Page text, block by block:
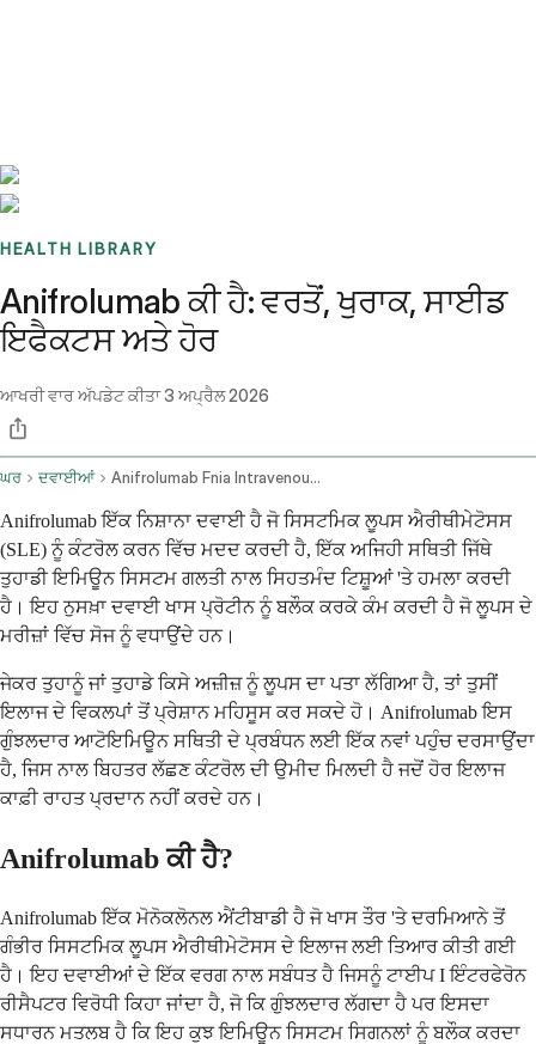
HEALTH LIBRARY
Anifrolumab ਕੀ ਹੈ: ਵਰਤੋਂ, ਖੁਰਾਕ, ਸਾਈਡ
ਇਫੈਕਟਸ ਅਤੇ ਹੋਰ
ਆਖਰੀ ਵਾਰ ਅੱਪਡੇਟ ਕੀਤਾ3 ਅਪ੍ਰੈਲ 2026
ਘਰ ਦਵਾਈਆਂ Anifrolumab Fnia Intravenous Route
Anifrolumab ਇੱਕ ਨਿਸ਼ਾਨਾ ਦਵਾਈ ਹੈ ਜੋ ਸਿਸਟਮਿਕ ਲੂਪਸ ਐਰੀਥੀਮੇਟੋਸਸ
(SLE) ਨੂੰ ਕੰਟਰੋਲ ਕਰਨ ਵਿੱਚ ਮਦਦ ਕਰਦੀ ਹੈ, ਇੱਕ ਅਜਿਹੀ ਸਥਿਤੀ ਜਿੱਥੇ
ਤੁਹਾਡੀ ਇਮਿਊਨ ਸਿਸਟਮ ਗਲਤੀ ਨਾਲ ਸਿਹਤਮੰਦ ਟਿਸ਼ੂਆਂ 'ਤੇ ਹਮਲਾ ਕਰਦੀ
ਹੈ। ਇਹ ਨੁਸਖ਼ਾ ਦਵਾਈ ਖਾਸ ਪ੍ਰੋਟੀਨ ਨੂੰ ਬਲੌਕ ਕਰਕੇ ਕੰਮ ਕਰਦੀ ਹੈ ਜੋ ਲੂਪਸ ਦੇ
ਮਰੀਜ਼ਾਂ ਵਿੱਚ ਸੋਜ ਨੂੰ ਵਧਾਉਂਦੇ ਹਨ।
ਜੇਕਰ ਤੁਹਾਨੂੰ ਜਾਂ ਤੁਹਾਡੇ ਕਿਸੇ ਅਜ਼ੀਜ਼ ਨੂੰ ਲੂਪਸ ਦਾ ਪਤਾ ਲੱਗਿਆ ਹੈ, ਤਾਂ ਤੁਸੀਂ
ਇਲਾਜ ਦੇ ਵਿਕਲਪਾਂ ਤੋਂ ਪ੍ਰੇਸ਼ਾਨ ਮਹਿਸੂਸ ਕਰ ਸਕਦੇ ਹੋ। Anifrolumab ਇਸ
ਗੁੰਝਲਦਾਰ ਆਟੋਇਮਿਊਨ ਸਥਿਤੀ ਦੇ ਪ੍ਰਬੰਧਨ ਲਈ ਇੱਕ ਨਵਾਂ ਪਹੁੰਚ ਦਰਸਾਉਂਦਾ
ਹੈ, ਜਿਸ ਨਾਲ ਬਿਹਤਰ ਲੱਛਣ ਕੰਟਰੋਲ ਦੀ ਉਮੀਦ ਮਿਲਦੀ ਹੈ ਜਦੋਂ ਹੋਰ ਇਲਾਜ
ਕਾਫ਼ੀ ਰਾਹਤ ਪ੍ਰਦਾਨ ਨਹੀਂ ਕਰਦੇ ਹਨ।
Anifrolumab ਕੀ ਹੈ?
Anifrolumab ਇੱਕ ਮੋਨੋਕਲੋਨਲ ਐਂਟੀਬਾਡੀ ਹੈ ਜੋ ਖਾਸ ਤੌਰ 'ਤੇ ਦਰਮਿਆਨੇ ਤੋਂ
ਗੰਭੀਰ ਸਿਸਟਮਿਕ ਲੂਪਸ ਐਰੀਥੀਮੇਟੋਸਸ ਦੇ ਇਲਾਜ ਲਈ ਤਿਆਰ ਕੀਤੀ ਗਈ
ਹੈ। ਇਹ ਦਵਾਈਆਂ ਦੇ ਇੱਕ ਵਰਗ ਨਾਲ ਸਬੰਧਤ ਹੈ ਜਿਸਨੂੰ ਟਾਈਪ I ਇੰਟਰਫੇਰੋਨ
ਰੀਸੈਪਟਰ ਵਿਰੋਧੀ ਕਿਹਾ ਜਾਂਦਾ ਹੈ, ਜੋ ਕਿ ਗੁੰਝਲਦਾਰ ਲੱਗਦਾ ਹੈ ਪਰ ਇਸਦਾ
ਸਧਾਰਨ ਮਤਲਬ ਹੈ ਕਿ ਇਹ ਕੁਝ ਇਮਿਊਨ ਸਿਸਟਮ ਸਿਗਨਲਾਂ ਨੂੰ ਬਲੌਕ ਕਰਦਾ